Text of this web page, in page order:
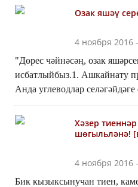
Озак яшәү
4 ноября 2016
"Дөрес чәйнәсәң, озак
исбатлыйбыз.1. Ашкайнату
Анда углеводлар
Хәзер
шөгыльләнә!
4 ноября 2016
Бик кызыксынучан тиен,